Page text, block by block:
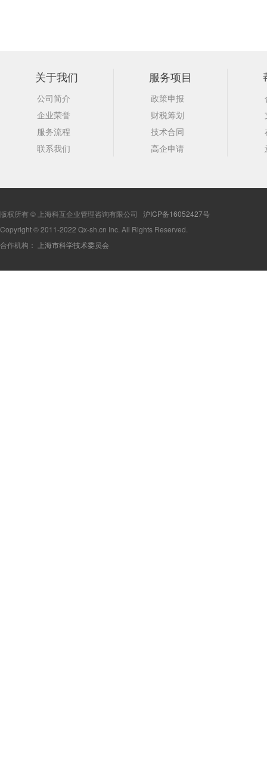
关于我们
公司简介
企业荣誉
服务流程
联系我们
服务项目
政策申报
财税筹划
技术合同
高企申请
版权所有 © 上海科互企业管理咨询有限公司 沪ICP备16052427号
Copyright © 2011-2022 Qx-sh.cn Inc. All Rights Reserved.
合作机构：
上海市科学技术委员会